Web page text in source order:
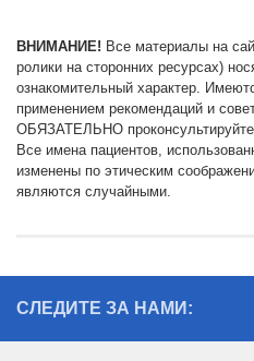
ВНИМАНИЕ! Все материалы на
ролики на сторонних ресурсах)
ознакомительный характер.
применением рекомендаций и
ОБЯЗАТЕЛЬНО
Все имена пациентов,
изменены по этическим
являются случайными.
СЛЕДИТЕ ЗА НАМИ: